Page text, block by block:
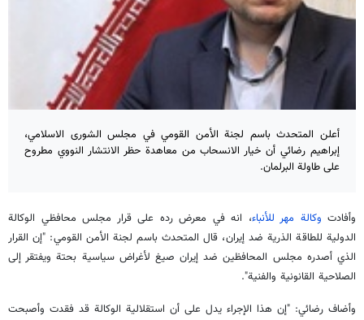
أعلن المتحدث باسم لجنة الأمن القومي في مجلس الشورى الاسلامي،
إبراهيم رضائي أن خيار الانسحاب من معاهدة حظر الانتشار النووي مطروح
على طاولة البرلمان.
وأفادت وكالة مهر للأنباء، انه في معرض رده على قرار مجلس محافظي الوكالة
الدولية للطاقة الذرية ضد إيران، قال المتحدث باسم لجنة الأمن القومي: "إن القرار
الذي أصدره مجلس المحافظين ضد إيران صيغ لأغراض سياسية بحتة ويفتقر إلى
الصلاحية القانونية والفنية".
وأضاف رضائي: "إن هذا الإجراء يدل على أن استقلالية الوكالة قد فقدت وأصبحت